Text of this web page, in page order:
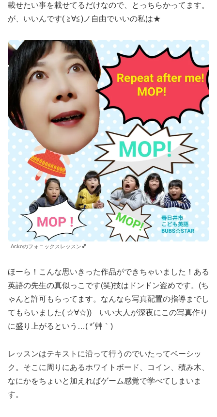
載せたい事を載せてるだけなので、とっちらかってます。
が、いいんです( ≧∀≦)ノ自由でいいの私は★
Ackoのフォニックスレッスン💕
ほーら！こんな思いきった作品ができちゃいました！ある
英語の先生の真似っこです(笑)技はドンドン盗めです。(ち
ゃんと許可もらってます。なんなら写真配置の指導までし
てもらいました( ☆∀☆)) いい大人が深夜にこの写真作り
に盛り上がるという…( *´艸｀)
レッスンはテキストに沿って行うのでいたってベーシッ
ク。そこに周りにあるホワイトボード、コイン、積み木、
なにかをちょいと加えればゲーム感覚で学べてしまいま
す。